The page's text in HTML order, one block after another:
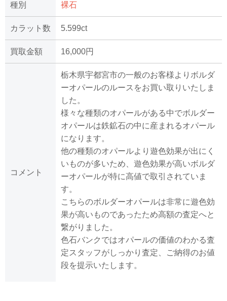
種別 裸石
カラット数 5.599ct
買取金額 16,000円
コメント
栃木県宇都宮市の一般のお客様よりボルダ
ーオパールのルースをお買い取りいたしま
した。
様々な種類のオパールがある中でボルダー
オパールは鉄鉱石の中に産まれるオパール
になります。
他の種類のオパールより遊色効果が出にく
いものが多いため、遊色効果が高いボルダ
ーオパールが特に高値で取引されていま
す。
こちらのボルダーオパールは非常に遊色効
果が高いものであったため高額の査定へと
繋がりました。
色石バンクではオパールの価値のわかる査
定スタッフがしっかり査定、ご納得のお値
段を提示いたします。